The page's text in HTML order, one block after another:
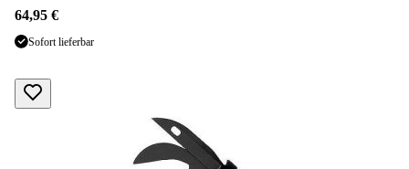
64,95 €
Sofort lieferbar